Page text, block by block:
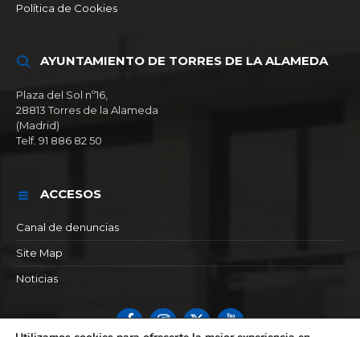
Política de Cookies
AYUNTAMIENTO DE TORRES DE LA ALAMEDA
Plaza del Sol nº16,
28813 Torres de la Alameda
(Madrid)
Telf. 91 886 82 50
ACCESOS
Canal de denuncias
Site Map
Noticias
FacebookInstagram
X YouTube